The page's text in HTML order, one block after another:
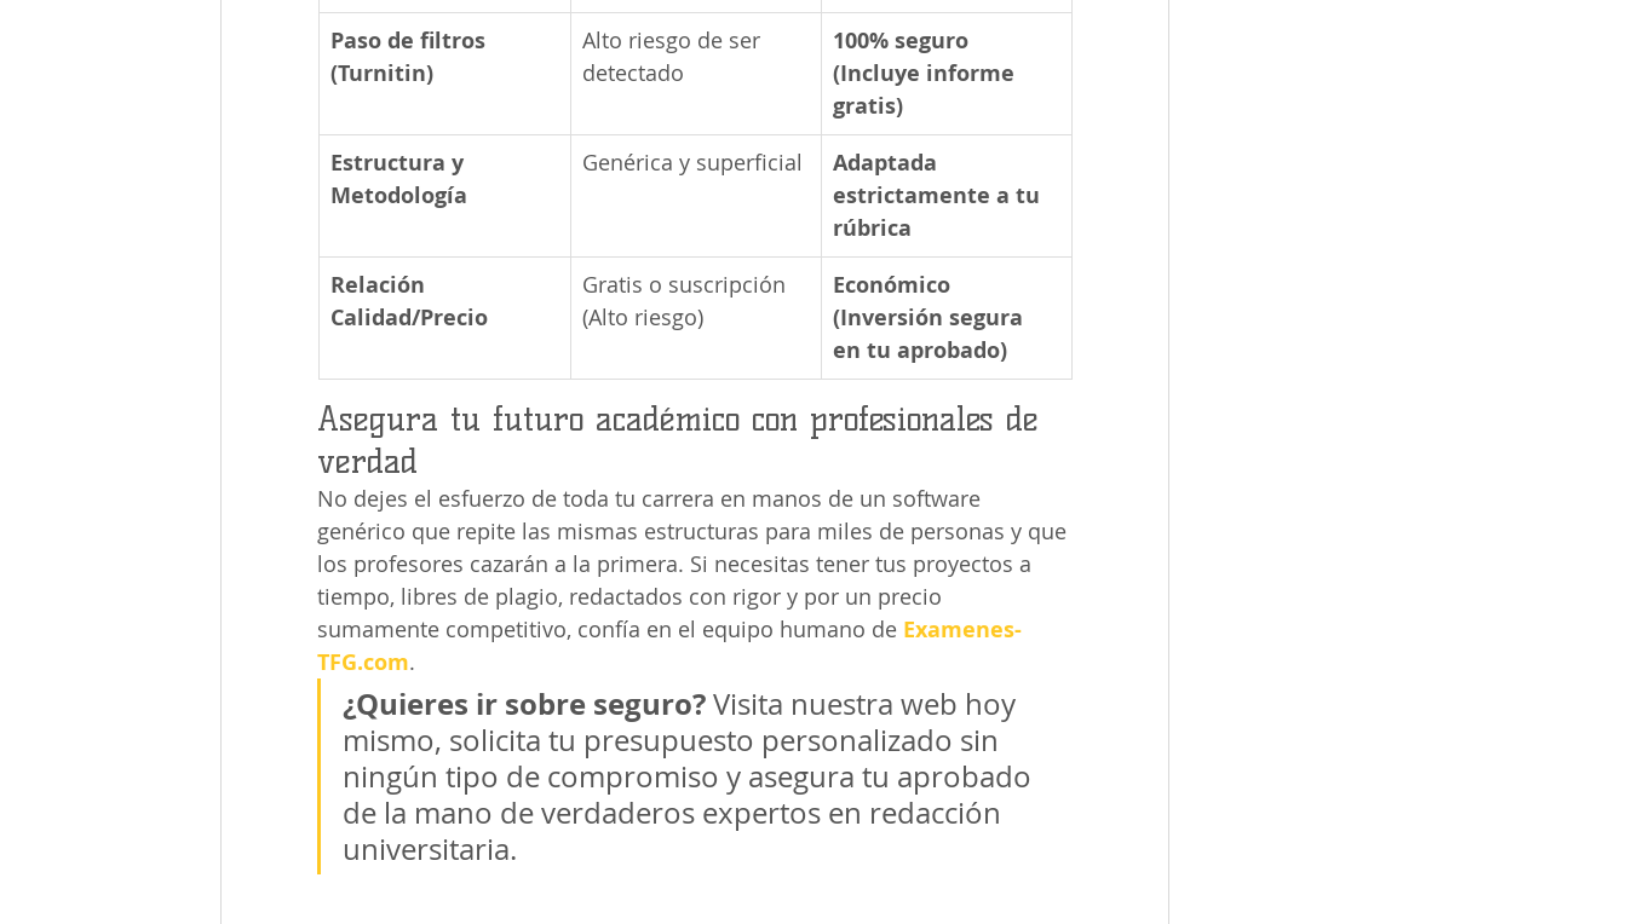
Paso de filtros
(Turnitin)
Alto riesgo de ser
detectado
100% seguro
(Incluye informe
gratis)
Estructura y
Metodología
Genérica y superficial
Adaptada
estrictamente a tu
rúbrica
Relación
Calidad/Precio
Gratis o suscripción
(Alto riesgo)
Económico
(Inversión segura
en tu aprobado)
Asegura tu futuro académico con profesionales de
verdad
No dejes el esfuerzo de toda tu carrera en manos de un software
genérico que repite las mismas estructuras para miles de personas y que
los profesores cazarán a la primera. Si necesitas tener tus proyectos a
tiempo, libres de plagio, redactados con rigor y por un precio
sumamente competitivo, confía en el equipo humano de Examenes-
TFG.com.
¿Quieres ir sobre seguro? Visita nuestra web hoy
mismo, solicita tu presupuesto personalizado sin
ningún tipo de compromiso y asegura tu aprobado
de la mano de verdaderos expertos en redacción
universitaria.